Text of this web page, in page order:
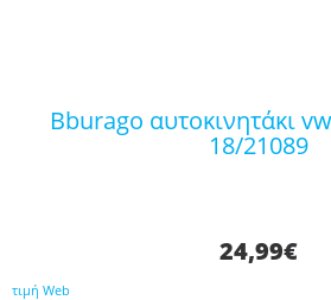
bburago αυτοκινητάκι vw golf mk1 gti
18/21089
24,99€
τιμή Web